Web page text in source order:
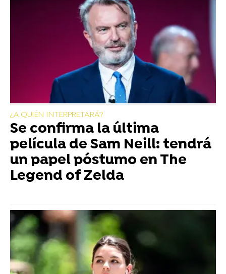
¿A QUIÉN INTERPRETARÁ?
Se confirma la última
película de Sam Neill: tendrá
un papel póstumo en The
Legend of Zelda